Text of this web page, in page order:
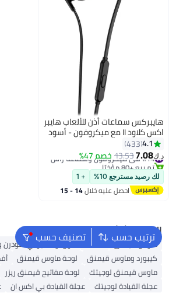
هايبركس سماعات أذن للألعاب هايبر
اكس كلاود II مع ميكروفون - أسود
4.1
433
د.ك‏7.08
13.53خصم 47% #14 في ميكروفون وسماعة رأس
تم بيع +80 مؤخرًا
#14 في ميكروفون وسماعة رأس
لك رصيد مسترجع 10% + 1
احصل عليه خلال 14 - 15
ترتيب حسب تصنيف حسب البحث الشائع
ماوس قيمنق شاشة
كول أوف ديوتي: مودرن
كيبورد وماوس قيمنق
لوحة ماوس قيمنق
ماوس قيمنق لوجيتك
لوحة مفاتيح قيمنق ريزر
عجلة القيادة لوجيتك
عجلة القيادة بي اكس ان